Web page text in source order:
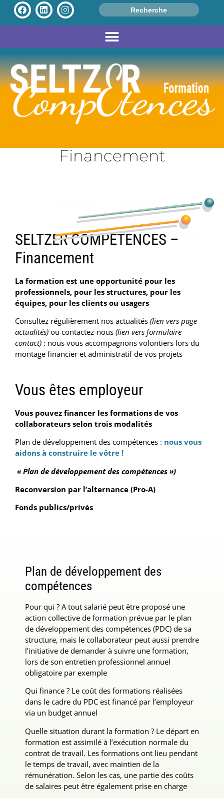
Search
for:
Financement
SELTZER COMPETENCES –
Financement
La formation est une opportunité pour les
professionnels, pour les structures, pour les
équipes, pour les clients ou usagers
Consultez régulièrement nos actualités (lien vers page
actualités) ou contactez-nous (lien vers formulaire
contact) : nous vous accompagnons volontiers lors du
montage financier et administratif de vos projets
Vous êtes employeur
Vous pouvez financer les formations de vos
collaborateurs selon trois modalités
Plan de développement des compétences : nous vous
aidons à construire le vôtre !
« Plan de développement des compétences »)
Reconversion par l’alternance (Pro-A)
Fonds publics/privés
Plan de développement des
compétences
Pour qui ? A tout salarié peut être proposé une
action collective de formation prévue par le plan
de développement des compétences (PDC) de sa
structure, mais le collaborateur peut aussi prendre
l’initiative de demander à suivre une formation,
lors de son entretien professionnel annuel
obligatoire par exemple
Qui finance ? Le coût des formations réalisées
dans le cadre du PDC est financé par l’employeur
via un budget annuel
Quelle situation durant la formation ? Le départ en
formation est assimilé à l’exécution normale du
contrat de travail. Les formations ont lieu pendant
le temps de travail, avec maintien de la
rémunération. Selon les cas, une partie des coûts
de salaires peut être également prise en charge